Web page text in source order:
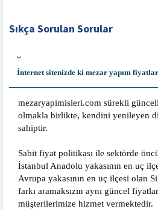
Sıkça Sorulan Sorular
İnternet sitenizde ki mezar yapım
mezaryapimisleri.com sürekli
olmakla birlikte, kendini yenileyen
sahiptir.
Sabit fiyat politikası ile sektörde
İstanbul Anadolu yakasının en uç
Avrupa yakasının en uç ilçesi olan
farkı aramaksızın aynı güncel
müşterilerimize hizmet vermektedir.